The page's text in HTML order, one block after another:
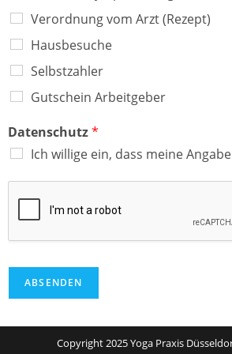
Verordnung vom Arzt (Rezept)
Hausbesuche
Selbstzahler
Gutschein Arbeitgeber
Datenschutz*
Ich willige ein, dass meine
ABSENDEN
Copyright 2025 Yoga Praxis